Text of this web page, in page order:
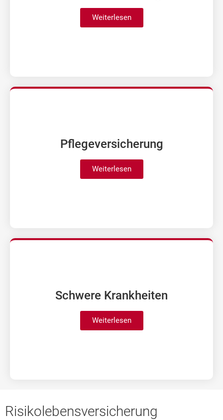
Weiterlesen
Pflege­versicherung
Weiterlesen
Schwere Krankheiten
Weiterlesen
Risikolebensversicherung